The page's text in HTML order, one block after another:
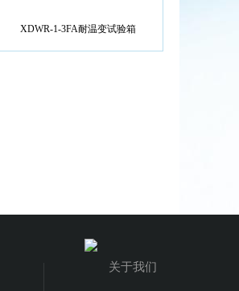
XDWR-1-3FA耐温变试验箱
关于我们